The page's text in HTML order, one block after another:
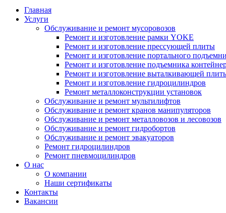
Главная
Услуги
Обслуживание и ремонт мусоровозов
Ремонт и изготовление рамки YOKE
Ремонт и изготовление прессующей плиты
Ремонт и изготовление портального
Ремонт и изготовление подъемника
Ремонт и изготовление выталкивающей
Ремонт и изготовление гидроцилиндров
Ремонт металлоконструкции установок
Обслуживание и ремонт мультилифтов
Обслуживание и ремонт кранов манипуляторов
Обслуживание и ремонт металловозов и лесовозов
Обслуживание и ремонт гидробортов
Обслуживание и ремонт эвакуаторов
Ремонт гидроцилиндров
Ремонт пневмоцилиндров
О нас
О компании
Наши сертификаты
Контакты
Вакансии